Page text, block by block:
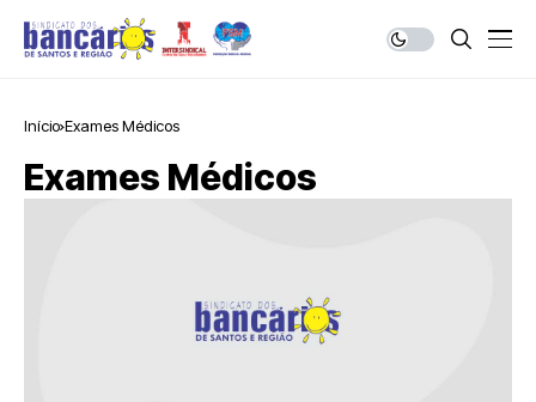
Início Exames Médicos
Exames Médicos